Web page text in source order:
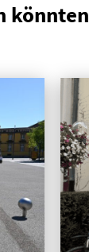
könnten